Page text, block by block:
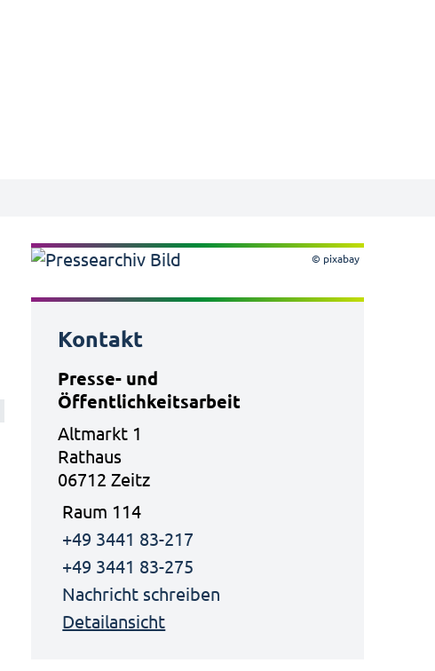
© pixabay
Kontakt
Presse- und
Öffentlichkeitsarbeit
Altmarkt 1
Rathaus
06712 Zeitz
Raum 114
+49 3441 83-217
+49 3441 83-275
Nachricht schreiben
Detailansicht